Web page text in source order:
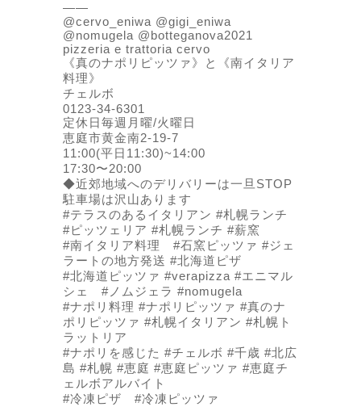
——
@cervo_eniwa @gigi_eniwa
@nomugela @botteganova2021
pizzeria e trattoria cervo
《真のナポリピッツァ》と《南イタリア
料理》
チェルボ
0123-34-6301
定休日毎週月曜/火曜日
恵庭市黄金南2-19-7
11:00(平日11:30)~14:00
17:30〜20:00
◆近郊地域へのデリバリーは一旦STOP
駐車場は沢山あります
#テラスのあるイタリアン #札幌ランチ
#ピッツェリア #札幌ランチ #薪窯
#南イタリア料理 #石窯ピッツァ #ジェ
ラートの地方発送 #北海道ピザ
#北海道ピッツァ #verapizza #エニマル
シェ #ノムジェラ #nomugela
#ナポリ料理 #ナポリピッツァ #真のナ
ポリピッツァ #札幌イタリアン #札幌ト
ラットリア
#ナポリを感じた #チェルボ #千歳 #北広
島 #札幌 #恵庭 #恵庭ピッツァ #恵庭チ
ェルボアルバイト
#冷凍ピザ #冷凍ピッツァ